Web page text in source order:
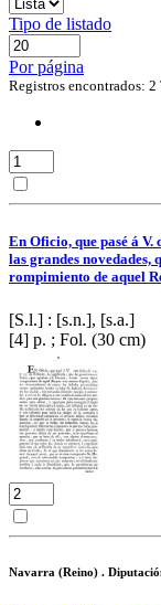
Tipo de listado
Por página
Registros encontrados: 2
En Oficio, que pasé á V.
las grandes
rompimiento de aquel
[S.l.] : [s.n.], [s.a.]
[4] p. ; Fol. (30 cm)
Navarra (Reino) .